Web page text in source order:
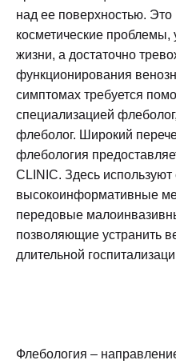
над ее поверхностью.
косметические
жизни, а достаточно
функционирования
симптомах требуется
специализацией
флеболог. Широкий
флебология
CLINIC. Здесь
высокоинформативные
передовые
позволяющие устранить
длительной
Флебология –